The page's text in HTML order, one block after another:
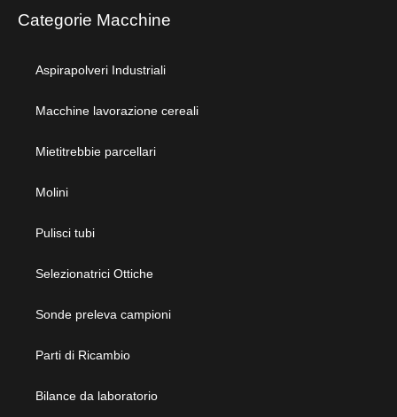
Categorie Macchine
Aspirapolveri Industriali
Macchine lavorazione cereali
Mietitrebbie parcellari
Molini
Pulisci tubi
Selezionatrici Ottiche
Sonde preleva campioni
Parti di Ricambio
Bilance da laboratorio